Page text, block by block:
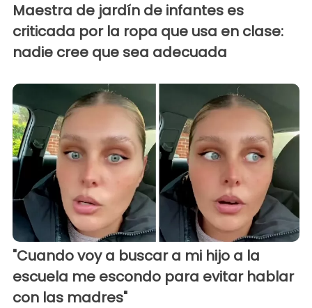
Maestra de jardín de infantes es
criticada por la ropa que usa en clase:
nadie cree que sea adecuada
"Cuando voy a buscar a mi hijo a la
escuela me escondo para evitar hablar
con las madres"